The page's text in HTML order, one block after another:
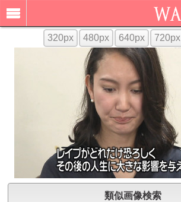
320px 480px 640px 720px
類似画像検索